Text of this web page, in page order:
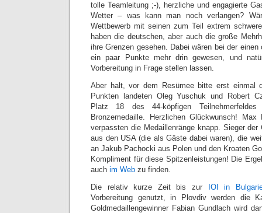
tolle Teamleitung ;-), herzliche und engagierte
Wetter – was kann man noch verlangen?
Wettbewerb mit seinen zum Teil extrem
haben die deutschen, aber auch die große
ihre Grenzen gesehen. Dabei wären bei der einen
ein paar Punkte mehr drin gewesen, und
Vorbereitung in Frage stellen lassen.
Aber halt, vor dem Resümee bitte erst einmal
Punkten landeten Oleg Yuschuk und Robert
Platz 18 des 44-köpfigen
Bronzemedaille. Herzlichen Glückwunsch!
verpassten die Medaillenränge knapp. Sieger
aus den USA (die als Gäste dabei waren), die
an Jakub Pachocki aus Polen und den Kroaten
Kompliment für diese Spitzenleistungen! Die
auch im Web zu finden.
Die relativ kurze Zeit bis zur
IOI in
Vorbereitung genutzt, in Plovdiv werden die
Goldmedaillengewinner Fabian Gundlach wird